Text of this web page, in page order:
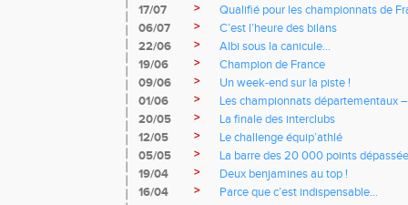
17/07
>
Qualifié pour les championnats de
06/07
>
C’est l’heure des bilans
22/06
>
Albi sous la canicule…
19/06
>
Champion de France
09/06
>
Un week-end sur la piste !
01/06
>
Les championnats départementaux
20/05
>
La finale des interclubs
12/05
>
Le challenge équip’athlé
05/05
>
La barre des 20 000 points
19/04
>
Deux benjamines au top !
16/04
>
Parce que c’est indispensable…